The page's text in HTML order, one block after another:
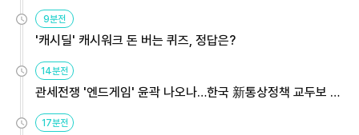
9분전
'캐시딜' 캐시워크 돈 버는 퀴즈, 정답은?
14분전
관세전쟁 '엔드게임' 윤곽 나오나…한국 新통상정책 교두보 활
17분전